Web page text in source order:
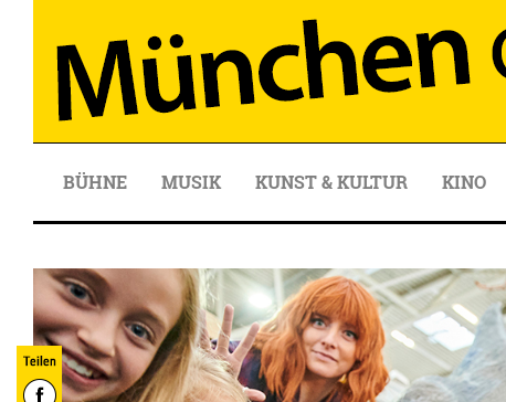
BÜHNE MUSIK KUNST & KULTUR KINO